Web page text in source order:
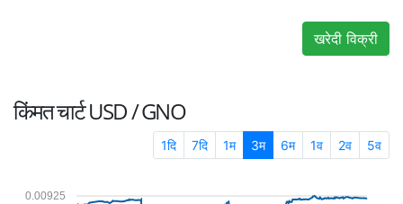
खरेदी विक्री
किंमत चार्टUSD / GNO
1दि 7दि 1म 3म 6म 1व 2व 5व
0.00925